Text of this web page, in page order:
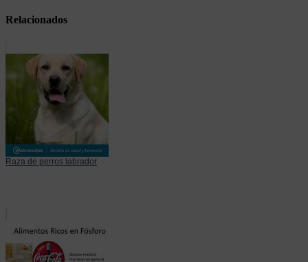
Relacionados
Raza de perros labrador